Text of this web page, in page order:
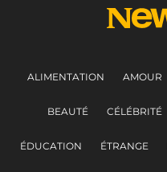
ALIMENTATION AMOUR
BEAUTÉ CÉLÉBRITÉ
ÉDUCATION ÉTRANGE